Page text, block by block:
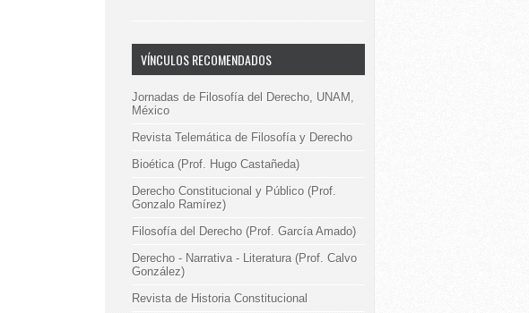
VÍNCULOS RECOMENDADOS
Jornadas de Filosofía del Derecho, UNAM,
México
Revista Telemática de Filosofía y Derecho
Bioética (Prof. Hugo Castañeda)
Derecho Constitucional y Público (Prof.
Gonzalo Ramírez)
Filosofía del Derecho (Prof. García Amado)
Derecho - Narrativa - Literatura (Prof. Calvo
González)
Revista de Historia Constitucional